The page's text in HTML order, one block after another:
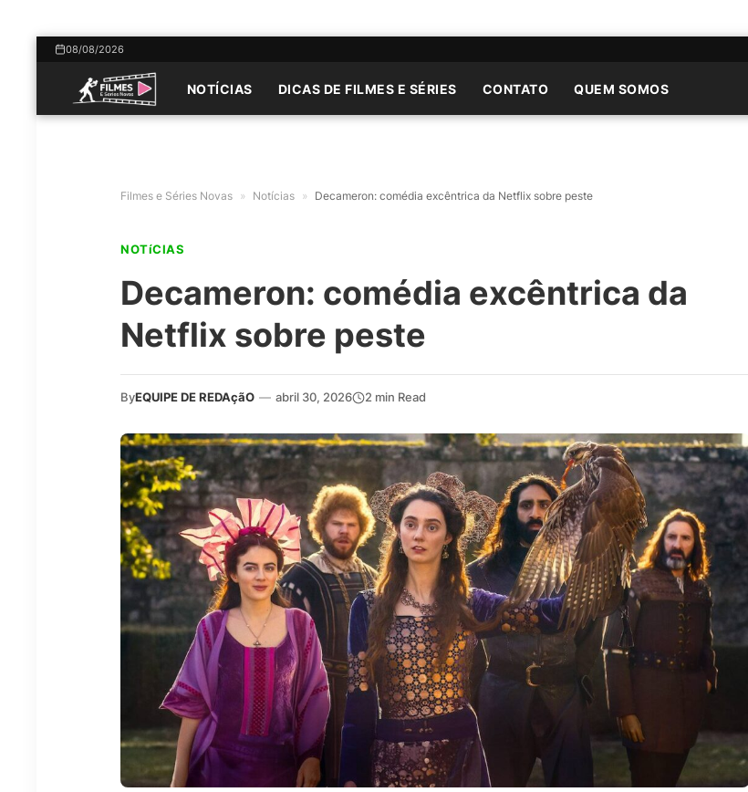
08/08/2026
NOTÍCIAS DICAS DE FILMES E SÉRIES CONTATO QUEM SOMOS
Filmes e Séries Novas » Notícias » Decameron: comédia excêntrica da Netflix sobre peste
NOTíCIAS
Decameron: comédia excêntrica da
Netflix sobre peste
ByEQUIPE DE REDAçãO — abril 30, 2026 2 min Read